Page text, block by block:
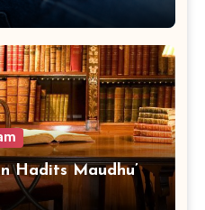
Hadits Maudhu’